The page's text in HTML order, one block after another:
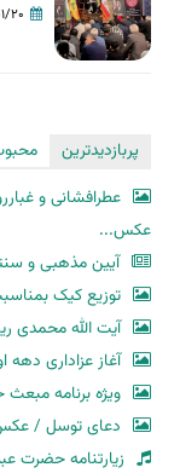
پربازدیدترین
عطرافشانی و
عکس...
آیین مذهبی و
توزیع کیک
آیت الله محمدی
آغاز عزاداری
ویژه برنامه
دعای توسل /
زیارتنامه حضرت